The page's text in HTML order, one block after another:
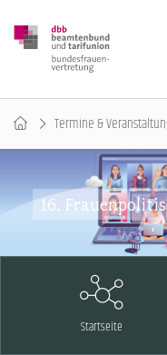
Termine &
16.
Startseite